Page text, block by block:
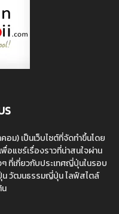
ม) เป็นเว็บไซต์ที่จัดทำขึ้นโดย
อแชร์เรื่องราวที่น่าสนใจผ่าน
ที่เกี่ยวกับประเทศญี่ปุ่นในรอบ
น วัฒนธรรมญี่ปุ่น ไลฟ์สไตล์